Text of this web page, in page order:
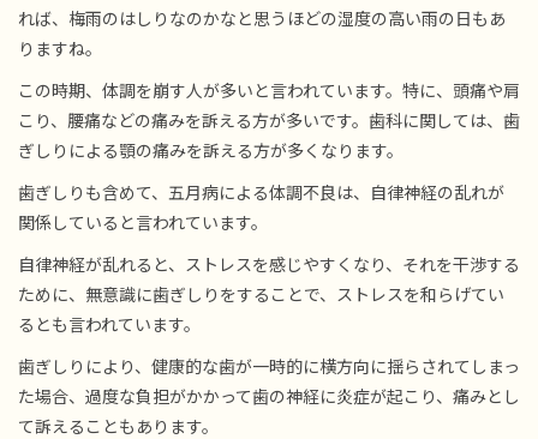
れば、梅雨のはしりなのかなと思うほどの湿度の高い雨の日もあ
りますね。
この時期、体調を崩す人が多いと言われています。特に、頭痛や肩
こり、腰痛などの痛みを訴える方が多いです。歯科に関しては、歯
ぎしりによる顎の痛みを訴える方が多くなります。
歯ぎしりも含めて、五月病による体調不良は、自律神経の乱れが
関係していると言われています。
自律神経が乱れると、ストレスを感じやすくなり、それを干渉する
ために、無意識に歯ぎしりをすることで、ストレスを和らげてい
るとも言われています。
歯ぎしりにより、健康的な歯が一時的に横方向に揺らされてしまっ
た場合、過度な負担がかかって歯の神経に炎症が起こり、痛みとし
て訴えることもあります。